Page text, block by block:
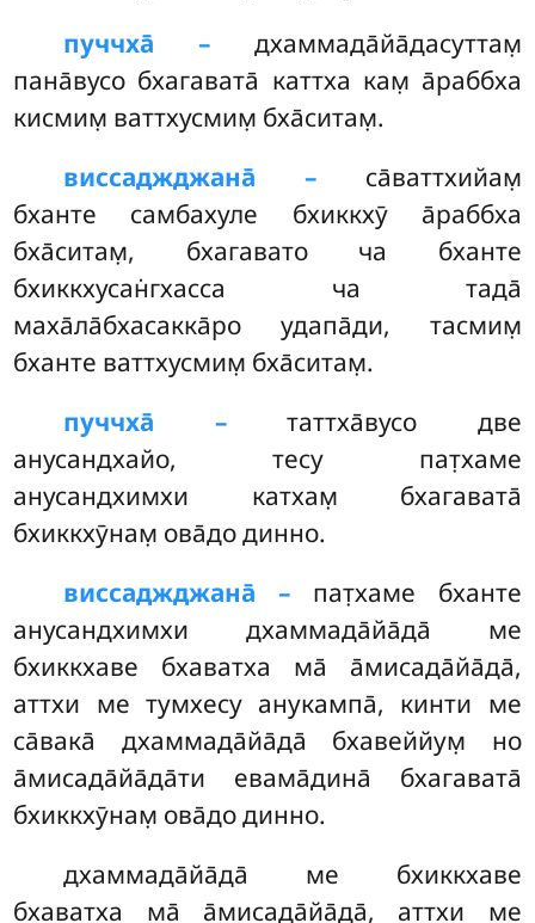
пуччха̄ –дхаммада̄йа̄дасуттам̣
пана̄вусо бхагавата̄ каттха кам̣ а̄раббха
кисмим̣ ваттхусмим̣ бха̄ситам̣.
виссаджджана̄ –са̄ваттхийам̣
бханте самбахуле бхиккхӯ а̄раббха
бха̄ситам̣, бхагавато ча бханте
бхиккхусан̇гхасса ча тада̄
маха̄ла̄бхасакка̄ро удапа̄ди, тасмим̣
бханте ваттхусмим̣ бха̄ситам̣.
пуччха̄ –таттха̄вусо две
анусандхайо, тесу пат̣хаме
анусандхимхи катхам̣ бхагавата̄
бхиккхӯнам̣ ова̄до динно.
виссаджджана̄ –пат̣хаме бханте
анусандхимхи дхаммада̄йа̄да̄ ме
бхиккхаве бхаватха ма̄ а̄мисада̄йа̄да̄,
аттхи ме тумхесу анукампа̄, кинти ме
са̄вака̄ дхаммада̄йа̄да̄ бхавеййум̣ но
а̄мисада̄йа̄да̄ти евама̄дина̄ бхагавата̄
бхиккхӯнам̣ ова̄до динно.
дхаммада̄йа̄да̄ ме бхиккхаве
бхаватха ма̄ а̄мисада̄йа̄да̄, аттхи ме